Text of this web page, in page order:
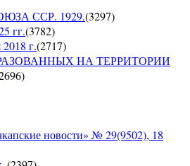
ССР. 1929.(3297)
гг.(3782)
г.(2717)
НА ТЕРРИТОРИИ
)
новости» № 29(9502), 18